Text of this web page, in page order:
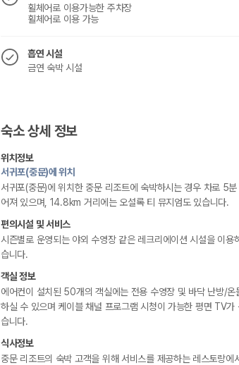
휠체어로 이용가능한 주차장
휠체어로 이용 가능
흡연 시설
금연 숙박 시설
숙소 상세 정보
위치정보
서귀포(중문)에 위치
서귀포(중문)에 위치한 중문 리조트에 숙박하시는 경우 차로 5
어져 있으며, 14.8km 거리에는 오설록 티 뮤지엄도 있습니다.
편의시설 및 서비스
시즌별로 운영되는 야외 수영장 같은 레크리에이션 시설을 이
습니다.
객실 정보
에어컨이 설치된 50개의 객실에는 전용 수영장 및 바닥 난방/
하실 수 있으며 케이블 채널 프로그램 시청이 가능한 평면 TV
습니다.
식사정보
중문 리조트의 숙박 고객을 위해 서비스를 제공하는 레스토랑